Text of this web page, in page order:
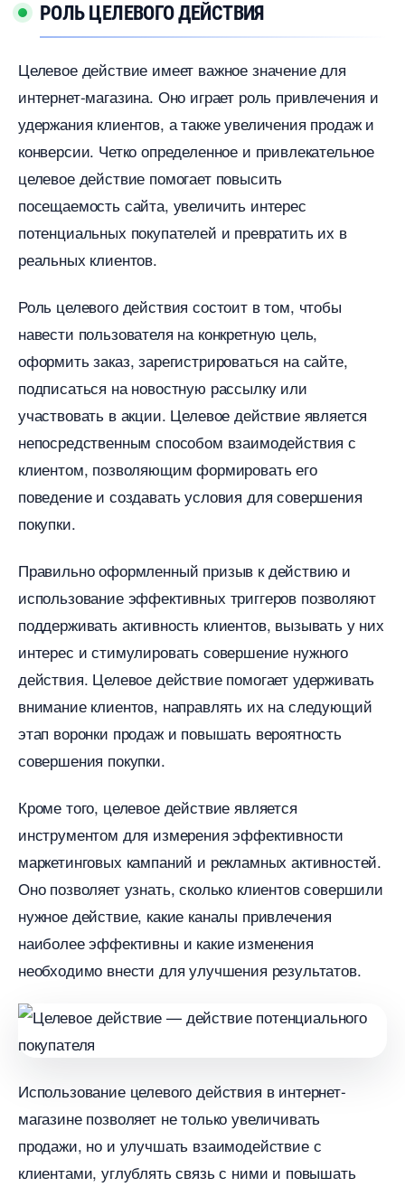
РОЛЬ ЦЕЛЕВОГО ДЕЙСТВИЯ
Целевое действие имеет важное значение для
интернет-магазина.​ Оно играет роль привлечения и
удержания клиентов, а также увеличения продаж и
конверсии. Четко определенное и привлекательное
целевое действие помогает повысить
посещаемость сайта, увеличить интерес
потенциальных покупателей и превратить их
реальных клиентов.
Роль целевого действия состоит в том, чтобы
навести пользователя на конкретную цель,
оформить заказ, зарегистрироваться на сайте,
подписаться на новостную рассылку или
участвовать в акции.​ Целевое действие является
непосредственным способом взаимодействия с
клиентом, позволяющим формировать его
поведение и создавать условия для совершения
покупки.​
Правильно оформленный призыв к действию и
использование эффективных триггеров позволяют
поддерживать активность клиентов, вызывать у них
интерес и стимулировать совершение нужного
действия.​ Целевое действие помогает удерживать
нимание клиентов, направлять их на следующий
этап воронки продаж и повышать вероятность
совершения покупки.
Кроме того, целевое действие является
инструментом для измерения эффективности
маркетинговых кампаний и рекламных активностей.​
Оно позволяет узнать, сколько клиентов совершили
нужное действие, какие каналы привлечения
наиболее эффективны и какие изменения
необходимо внести для улучшения результатов.​
Использование целевого действия в интернет-
магазине позволяет не только увеличивать
продажи, но и улучшать взаимодействие с
клиентами, углублять связь с ними и повышать